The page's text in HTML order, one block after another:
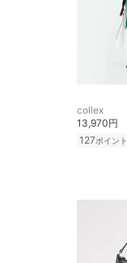
collex
13,970円
127ポイント